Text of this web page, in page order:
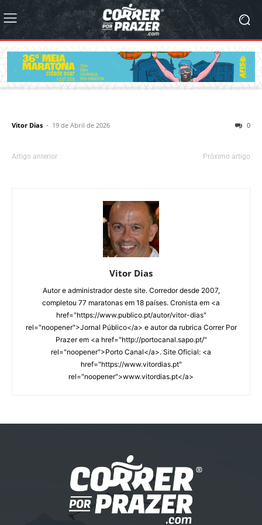
Vitor Dias - 19 de Abril de 2026 0
Artigo anterior Próximo artigo
Vitor Dias
Autor e administrador deste site. Corredor desde 2007,
completou 77 maratonas em 18 países. Cronista em <a
href="https://www.publico.pt/autor/vitor-dias"
rel="noopener">Jornal Público</a> e autor da rubrica Correr Por
Prazer em <a href="http://portocanal.sapo.pt/"
rel="noopener">Porto Canal</a>. Site Oficial: <a
href="https://www.vitordias.pt"
rel="noopener">www.vitordias.pt</a>